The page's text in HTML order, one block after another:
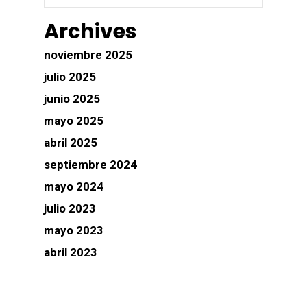
Archives
noviembre 2025
julio 2025
junio 2025
mayo 2025
abril 2025
septiembre 2024
mayo 2024
julio 2023
mayo 2023
abril 2023